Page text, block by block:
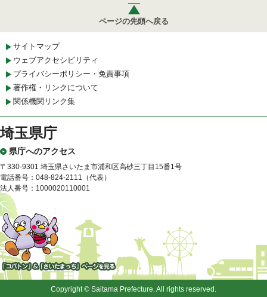
ページの先頭へ戻る
サイトマップ
ウェブアクセシビリティ
プライバシーポリシー・免責事項
著作権・リンクについて
関係機関リンク集
埼玉県庁
県庁へのアクセス
〒330-9301 埼玉県さいたま市浦和区高砂三丁目15番1号
電話番号：048-824-2111（代表）
法人番号：1000020110001
「コバトン」&「さいたまっ
Copyright © Saitama Prefecture. All rights reserved.